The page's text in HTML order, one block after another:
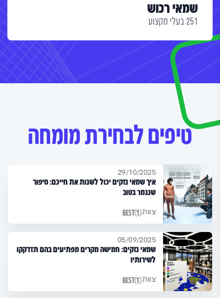
שמאי רכוש
251 בעלי מקצוע
טיפים לבחירת מומחה
29/10/2025
איך שמאי נזקים יכול לשנות את חייכם: סיפור
שנגמר בטוב
צוות
05/09/2025
שמאי נזקים: חמישה מקרים מפתיעים בהם תזדקקו
לשירותיו
צוות